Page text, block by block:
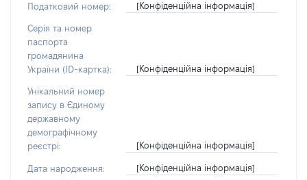
Податковий номер: [Конфіденційна інформація]
Серія та номер
паспорта
громадянина
України (ID-картка):
[Конфіденційна інформація]
Унікальний номер
запису в Єдиному
державному
демографічному
реєстрі:
[Конфіденційна інформація]
Дата народження: [Конфіденційна інформація]